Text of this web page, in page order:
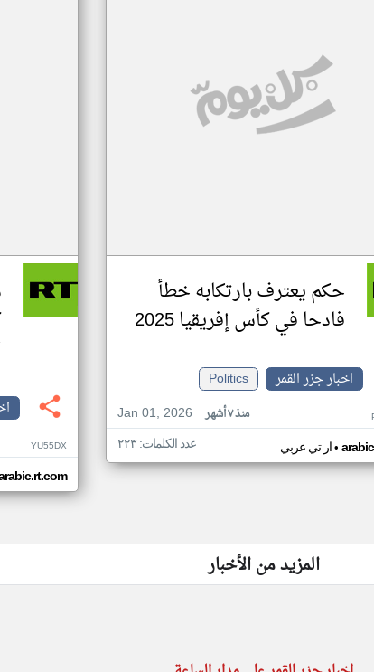
حكم يعترف بارتكابه خطأ
فادحا في كأس إفريقيا 2025
اخبار جزر القمر
Politics
Jan 01, 2026
منذ ٧ أشهر
ار تي عربي• عدد الكلمات: ٢٢٣ YU55DX
المزيد من الأخبار